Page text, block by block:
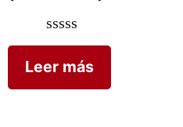
Valorado
en
0
de
Leer más